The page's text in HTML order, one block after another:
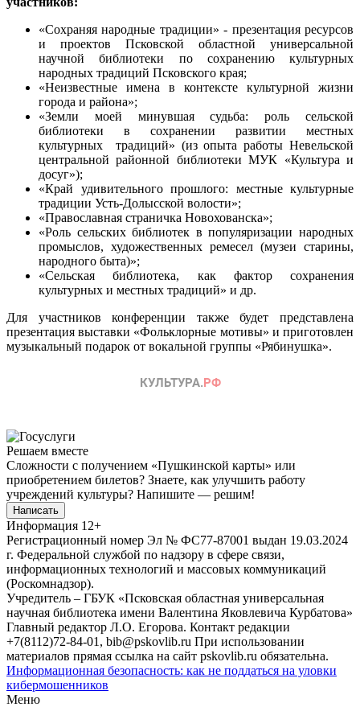
«Сохраняя народные традиции» - презентация ресурсов
и проектов Псковской областной универсальной
научной библиотеки по сохранению культурных
народных традиций Псковского края;
«Неизвестные имена в контексте культурной жизни
города и района»;
«Земли моей минувшая судьба: роль сельской
библиотеки в сохранении развитии местных
культурных традиций» (из опыта работы Невельской
центральной районной библиотеки МУК «Культура и
досуг»);
«Край удивительного прошлого: местные культурные
традиции Усть-Долысской волости»;
«Православная страничка Новохованска»;
«Роль сельских библиотек в популяризации народных
промыслов, художественных ремесел (музеи старины,
народного быта)»;
«Сельская библиотека, как фактор сохранения
культурных и местных традиций» и др.
Для участников конференции также будет представлена
презентация выставки «Фольклорные мотивы» и приготовлен
музыкальный подарок от вокальной группы «Рябинушка».
Решаем вместе
Сложности с получением «Пушкинской карты» или
приобретением билетов? Знаете, как улучшить работу
учреждений культуры? Напишите — решим!
Написать
Информация 12+
Регистрационный номер Эл № ФС77-87001 выдан 19.03.2024
г. Федеральной службой по надзору в сфере связи,
информационных технологий и массовых коммуникаций
(Роскомнадзор).
Учредитель – ГБУК «Псковская областная универсальная
научная библиотека имени Валентина Яковлевича Курбатова»
Главный редактор Л.О. Егорова. Контакт редакции
+7(8112)72-84-01, bib@pskovlib.ru При использовании
материалов прямая ссылка на сайт pskovlib.ru обязательна.
Информационная безопасность: как не поддаться на уловки
кибермошенников
Меню